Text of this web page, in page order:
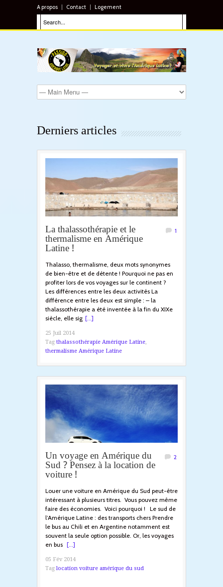
A propos Contact Logement
Derniers articles
La thalassothérapie et le
thermalisme en Amérique
Latine !
1
Thalasso, thermalisme, deux mots synonymes
de bien-être et de détente ! Pourquoi ne pas en
profiter lors de vos voyages sur le continent ?
Les différences entre les deux activités La
différence entre les deux est simple : – la
thalassothérapie a été inventée à la fin du XIXe
siècle, elle sig [...]
25 Juil 2014
Tag thalassothérapie Amérique Latine,
thermalisme Amérique Latine
Un voyage en Amérique du
Sud ? Pensez à la location de
voiture !
2
Louer une voiture en Amérique du Sud peut-être
intéressant à plusieurs titres. Vous pouvez même
faire des économies. Voici pourquoi ! Le sud de
l’Amérique Latine : des transports chers Prendre
le bus au Chili et en Argentine notamment est
souvent la seule option possible. Or, les voyages
en bus [...]
05 Fév 2014
Tag location voiture amérique du sud